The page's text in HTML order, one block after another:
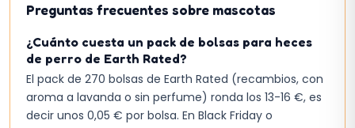
Preguntas frecuentes sobre mascotas
¿Cuánto cuesta un pack de bolsas para heces
de perro de Earth Rated?
El pack de 270 bolsas de Earth Rated (recambios, con
aroma a lavanda o sin perfume) ronda los 13-16 €, es
decir unos 0,05 € por bolsa. En Black Friday o